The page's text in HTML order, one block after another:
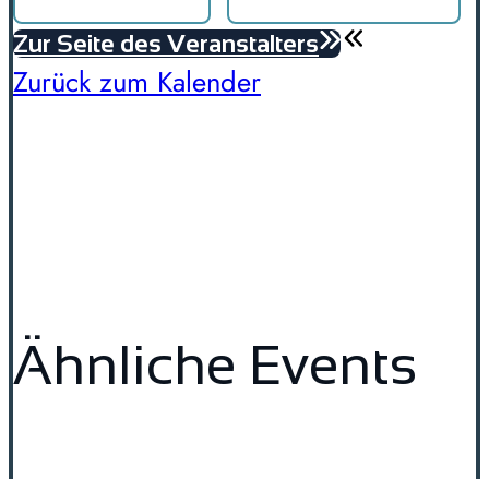
Zur Seite des Veranstalters
Zurück zum Kalender
Ähnliche Events